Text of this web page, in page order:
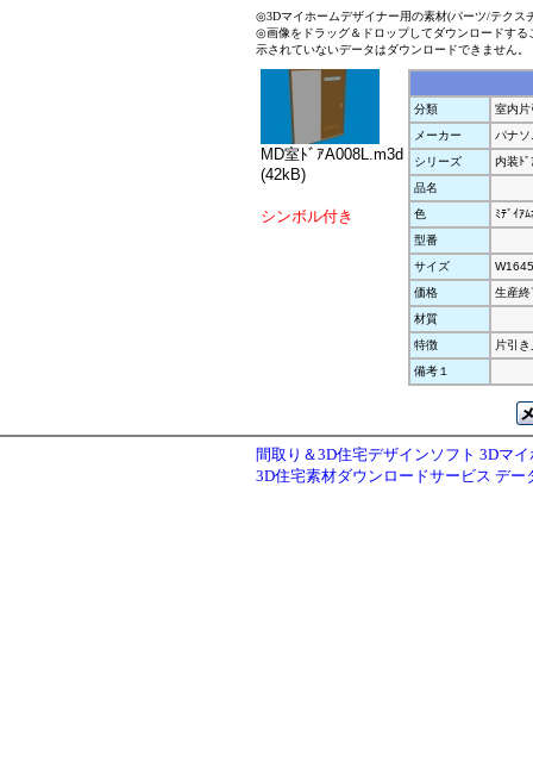
◎3Dマイホームデザイナー用の素材(パーツ/テクス
◎画像をドラッグ＆ドロップしてダウンロードす
示されていないデータはダウンロードできません。
MD室ﾄﾞｱA008L.m3d
(42kB)
シンボル付き
分類
室内片
メーカー
パナ
シリーズ
内装ﾄﾞ
品名
色
ﾐﾃﾞｲｱﾑ
型番
サイズ
価格
生産終
材質
特徴
片引
備考１
間取り＆3D住宅デザインソフト 3Dマ
3D住宅素材ダウンロードサービス デー